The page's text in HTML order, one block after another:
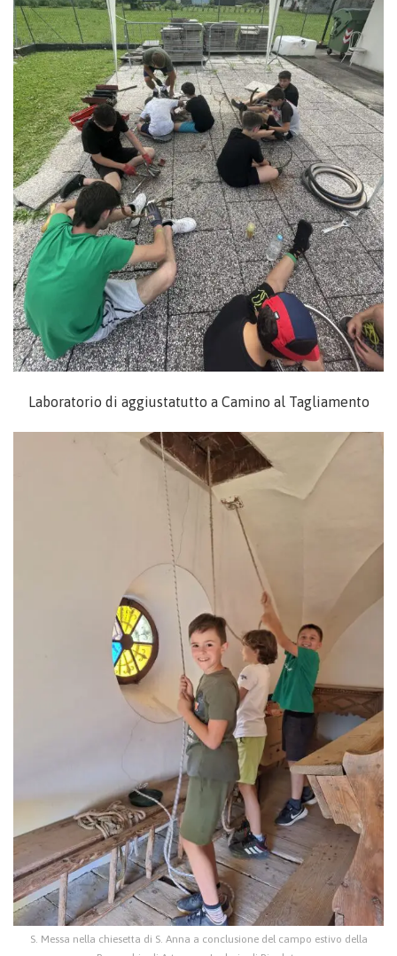
Laboratorio di aggiustatutto a Camino al Tagliamento
S. Messa nella chiesetta di S. Anna a conclusione del campo estivo della